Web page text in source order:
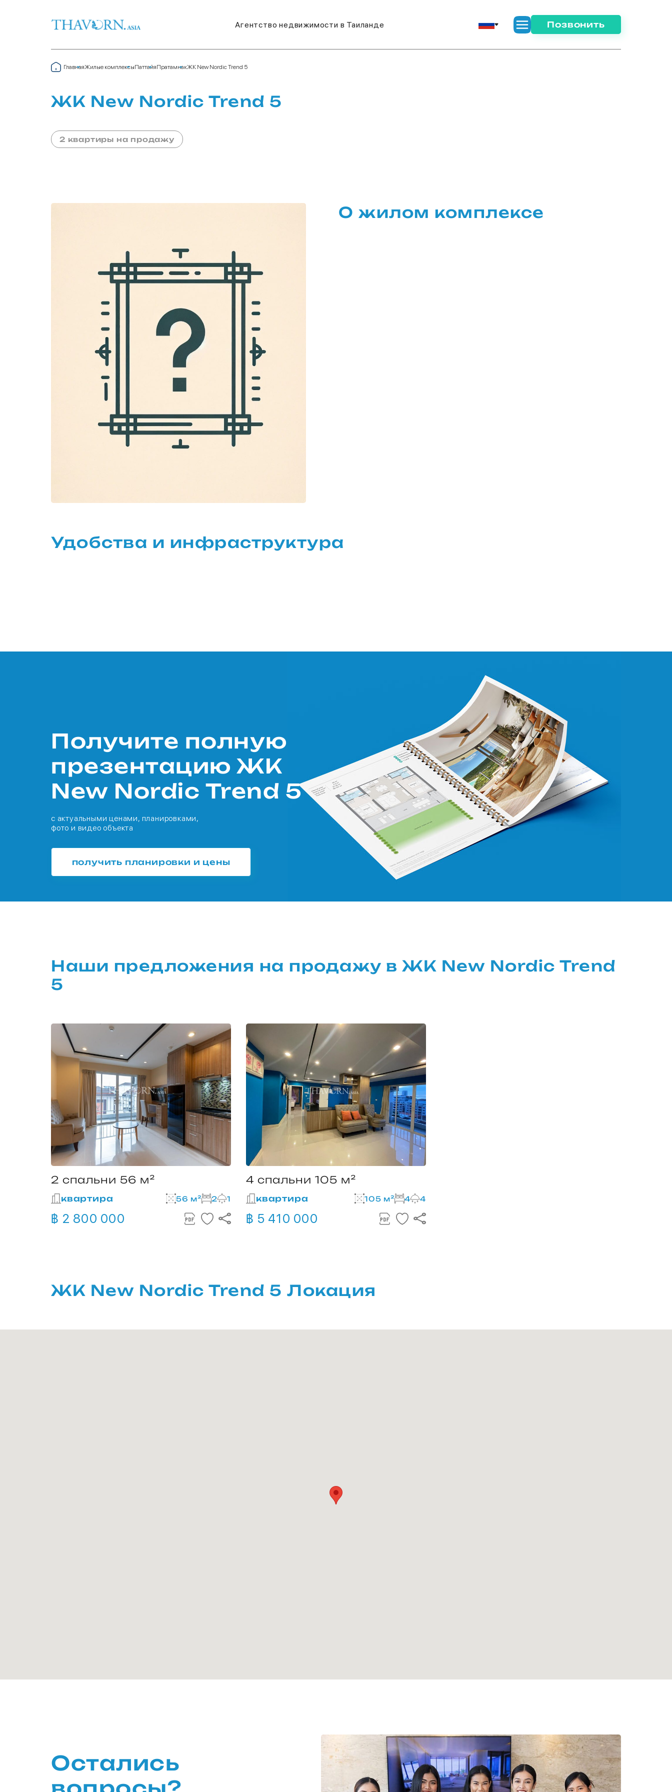
Агентство недвижимости в Таиланде Позвонить
ГлавнаяЖилые комплексыПаттайяПратамнакЖК New Nordic Trend 5
ЖК New Nordic Trend 5
2 квартиры на продажу
О жилом комплексе
Удобства и инфраструктура
Получите полную
презентацию ЖК
New Nordic Trend 5
с актуальными ценами, планировками,
фото и видео объекта
получить планировки и цены
Наши предложения на продажу в ЖК New Nordic Trend
5
2 спальни 56 м²
квартира 56 м² 2 1
฿ 2 800 000
4 спальни 105 м²
квартира 105 м² 4 4
฿ 5 410 000
ЖК New Nordic Trend 5 Локация
Остались